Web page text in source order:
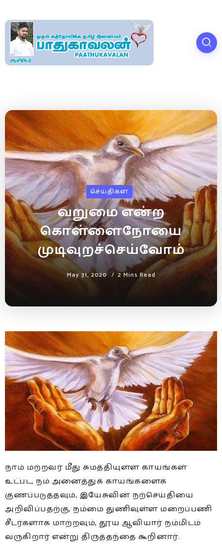
செய்திகள்
வறுமை என்ற
கொள்ளைநோயை
முடிவுறச்செய்வோம்
May 31, 2020 2 Mins Read
நாம் மற்றவர் மீது சுமத்தியுள்ள காயங்கள்
உட்பட, நம் அனைத்துக் காயங்களைக்
குணப்படுத்தவும், இயேசுவின் நற்செய்தியை
அறிவிப்பதற்கு, நம்மை துணிவுள்ள மறைப்பணி
சீடர்களாக மாற்றவும், தூய ஆவியார் நம்மிடம்
வருகிறார் என்று திருத்தந்தை கூறினார்.